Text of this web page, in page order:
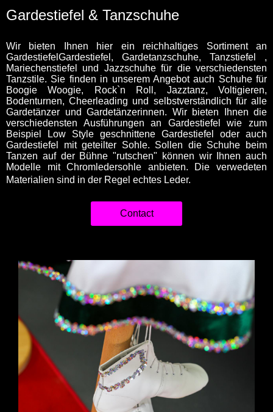
Gardestiefel & Tanzschuhe
Wir bieten Ihnen hier ein reichhaltiges Sortiment an
GardestiefelGardestiefel, Gardetanzschuhe, Tanzstiefel ,
Mariechenstiefel und Jazzschuhe für die verschiedensten
Tanzstile. Sie finden in unserem Angebot auch Schuhe für
Boogie Woogie, Rock`n Roll, Jazztanz, Voltigieren,
Bodenturnen, Cheerleading und selbstverständlich für alle
Gardetänzer und Gardetänzerinnen. Wir bieten Ihnen die
verschiedensten Ausführungen an Gardestiefel wie zum
Beispiel Low Style geschnittene Gardestiefel oder auch
Gardestiefel mit geteilter Sohle. Sollen die Schuhe beim
Tanzen auf der Bühne "rutschen" können wir Ihnen auch
Modelle mit Chromledersohle anbieten. Die verwedeten
Materialien sind in der Regel echtes Leder.
Contact